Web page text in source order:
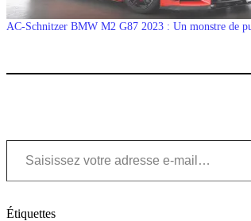
AC-Schnitzer BMW M2 G87 2023 : Un monstre de
Saisissez votre adresse e-mail…
Étiquettes